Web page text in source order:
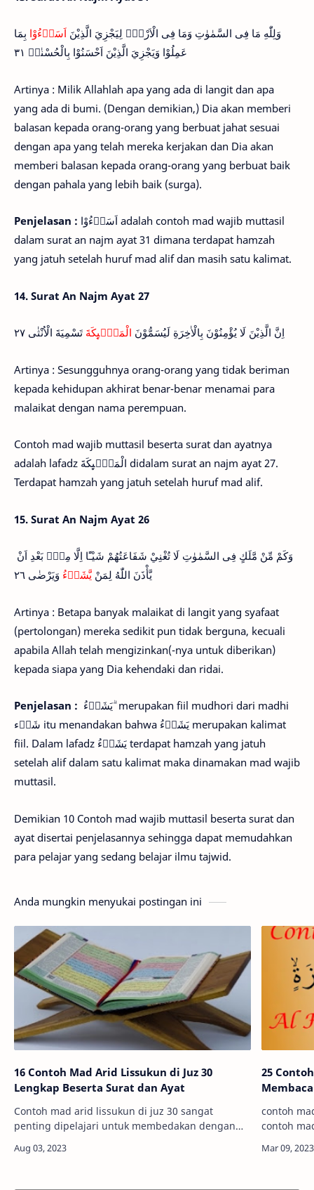
وَلِلّٰهِ مَا فِى السَّمٰوٰتِ وَمَا فِى الْاَرْضِۗ لِيَجْزِيَ الَّذِيْنَ اَسَاۤءُوْا بِمَا
عَمِلُوْا وَيَجْزِيَ الَّذِيْنَ اَحْسَنُوْا بِالْحُسْنٰىۚ ٣١
Artinya : Milik Allahlah apa yang ada di langit dan apa
yang ada di bumi. (Dengan demikian,) Dia akan memberi
balasan kepada orang-orang yang berbuat jahat sesuai
dengan apa yang telah mereka kerjakan dan Dia akan
memberi balasan kepada orang-orang yang berbuat baik
dengan pahala yang lebih baik (surga).
Penjelasan : اَسَاۤءُوْا adalah contoh mad wajib muttasil
dalam surat an najm ayat 31 dimana terdapat hamzah
yang jatuh setelah huruf mad alif dan masih satu kalimat.
14. Surat An Najm Ayat 27
اِنَّ الَّذِيْنَ لَا يُؤْمِنُوْنَ بِالْاٰخِرَةِ لَيُسَمُّوْنَ الْمَلٰۤىِٕكَةَ تَسْمِيَةَ الْاُنْثٰى ٢٧
Artinya : Sesungguhnya orang-orang yang tidak beriman
kepada kehidupan akhirat benar-benar menamai para
malaikat dengan nama perempuan.
Contoh mad wajib muttasil beserta surat dan ayatnya
adalah lafadz الْمَلٰۤىِٕكَةَ didalam surat an najm ayat 27.
Terdapat hamzah yang jatuh setelah huruf mad alif.
15. Surat An Najm Ayat 26
يَّأْذَنَ اللّٰهُ لِمَنْ يَّشَاۤءُ وَيَرْضٰى ٢٦
Artinya : Betapa banyak malaikat di langit yang syafaat
(pertolongan) mereka sedikit pun tidak berguna, kecuali
apabila Allah telah mengizinkan(-nya untuk diberikan)
kepada siapa yang Dia kehendaki dan ridai.
Penjelasan :
شَاۤء itu menandakan bahwa يَشَاۤءُ merupakan kalimat
fiil. Dalam lafadz يَشَاۤءُ terdapat hamzah yang jatuh
setelah alif dalam satu kalimat maka dinamakan mad wajib
muttasil.
Demikian 10 Contoh mad wajib muttasil beserta surat dan
ayat disertai penjelasannya sehingga dapat memudahkan
para pelajar yang sedang belajar ilmu tajwid.
Anda mungkin menyukai postingan ini
16 Contoh Mad Arid Lissukun di Juz 30
Lengkap Beserta Surat dan Ayat
Contoh mad arid lissukun di juz 30 sangat
penting dipelajari untuk membedakan dengan
25
contoh
contoh
beserta